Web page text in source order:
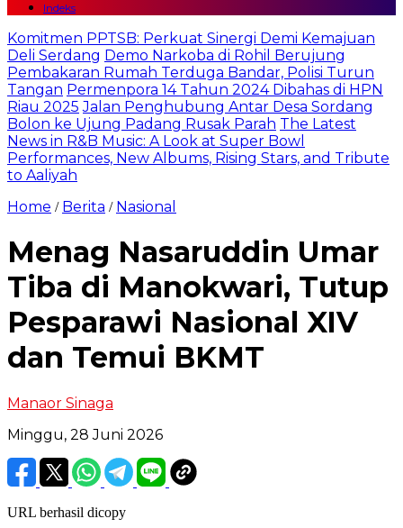
Indeks
Komitmen PPTSB: Perkuat Sinergi Demi Kemajuan
Deli Serdang Demo Narkoba di Rohil Berujung
Pembakaran Rumah Terduga Bandar, Polisi Turun
Tangan Permenpora 14 Tahun 2024 Dibahas di HPN
Riau 2025 Jalan Penghubung Antar Desa Sordang
Bolon ke Ujung Padang Rusak Parah The Latest
News in R&B Music: A Look at Super Bowl
Performances, New Albums, Rising Stars, and Tribute
to Aaliyah
Home / Berita / Nasional
Menag Nasaruddin Umar
Tiba di Manokwari, Tutup
Pesparawi Nasional XIV
dan Temui BKMT
Manaor Sinaga
Minggu, 28 Juni 2026
URL berhasil dicopy